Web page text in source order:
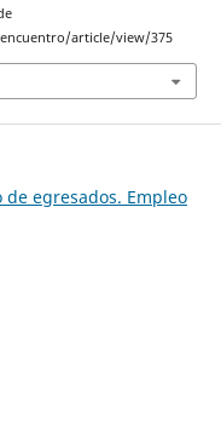
article/view/375
egresados. Empleo